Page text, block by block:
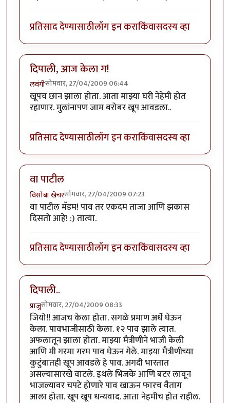
प्रतिसाद देण्यासाठीलॉग इन कराकिंवासदस्य व्हा
दिपाली, आज केला ग!
लवंगीसोमवार, 27/04/2009 06:44
खूपच छान झाला होता. आता माझ्या घरी नेहेमी होत
रहाणार. मुलांनापण जाम बरोबर खूप आवडला..
प्रतिसाद देण्यासाठीलॉग इन कराकिंवासदस्य व्हा
वा पाटील
विसोबा खेचरसोमवार, 27/04/2009 07:23
वा पाटील मॅडम! पाव तर एकदम ताजा आणि झकास
दिसतो आहे! :) तात्या.
प्रतिसाद देण्यासाठीलॉग इन कराकिंवासदस्य व्हा
दिपाली..
प्राजुसोमवार, 27/04/2009 08:33
जियो!! आजच केला होता. सगळे प्रमाण अर्धे घेऊन
केला. पावभाजीसाठी केला. १२ पाव झाले त्यात.
अफलातून झाला होता. माझ्या मैत्रीणीने भाजी केली
आणि मी गरमा गरम पाव घेऊन गेले. माझ्या मैत्रीणीच्या
कुटुंबातही खूप आवडले हे पाव. अगदी भारतात
असल्यासारखे वाटले. इथले भिजके आणि बटर लावून
भाजल्यावर चपटे होणारे पाव खाऊन फारच वैताग
आला होता. खूप खूप धन्यवाद. आता नेहमीच होत राहील.